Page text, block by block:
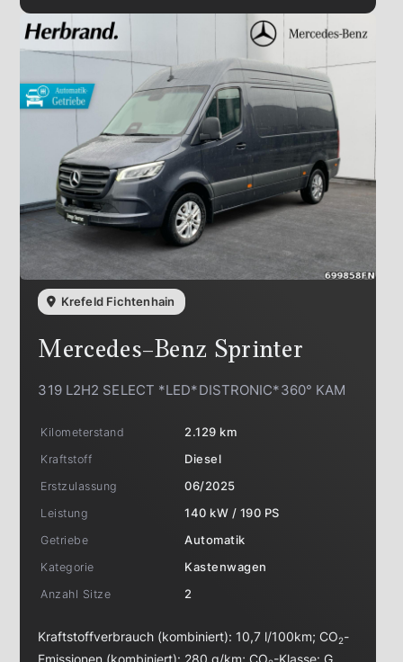
Krefeld Fichtenhain
Mercedes-Benz Sprinter
319 L2H2 SELECT *LED*DISTRONIC*360° KAM
Kilometerstand
2.129 km
Kraftstoff
Diesel
Erstzulassung
06/2025
Leistung
140 kW / 190 PS
Getriebe
Automatik
Kategorie
Kastenwagen
Anzahl Sitze
2
Kraftstoffverbrauch (kombiniert): 10,7 l/100km;CO2-